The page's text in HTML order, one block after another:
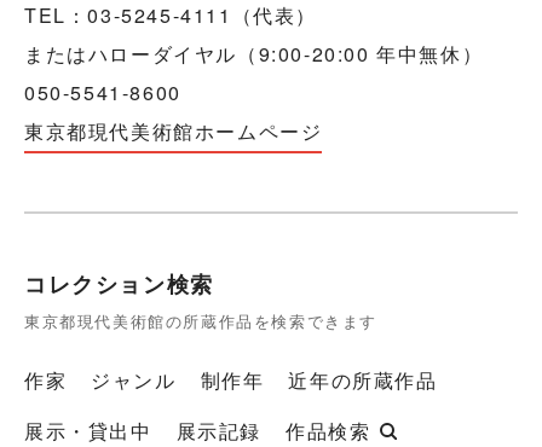
TEL：03-5245-4111（代表）
またはハローダイヤル（9:00-20:00 年中無休）
050-5541-8600
東京都現代美術館ホームページ
コレクション検索
東京都現代美術館の所蔵作品を検索できます
作家 ジャンル 制作年
近年の所蔵作品
展示・貸出中
展示記録 作品検索